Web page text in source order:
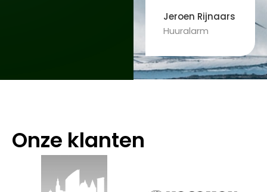
Jeroen Rijnaars
Huuralarm
Onze klanten